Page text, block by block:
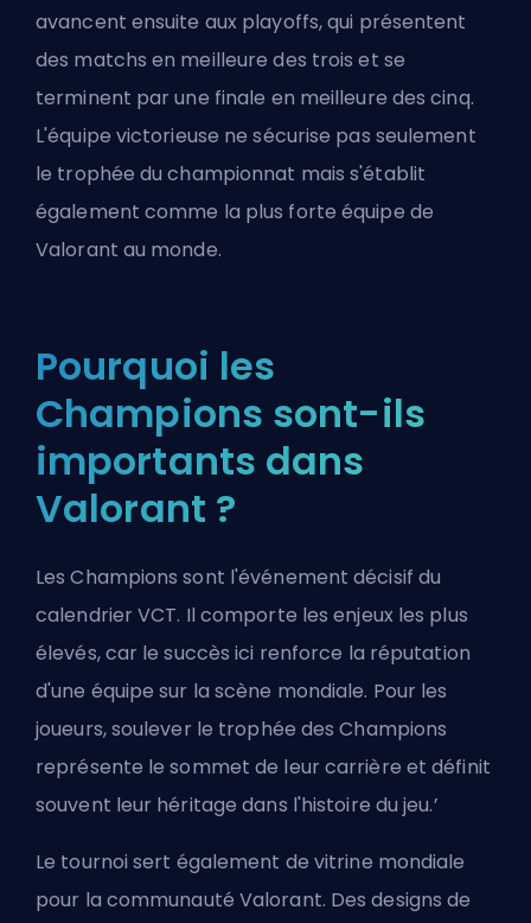
avancent ensuite aux playoffs, qui présentent
des matchs en meilleure des trois et se
terminent par une finale en meilleure des cinq.
L'équipe victorieuse ne sécurise pas seulement
le trophée du championnat mais s'établit
également comme la plus forte équipe de
Valorant au monde.
Pourquoi les
Champions sont-ils
importants dans
Valorant ?
Les Champions sont l'événement décisif du
calendrier VCT. Il comporte les enjeux les plus
élevés, car le succès ici renforce la réputation
d'une équipe sur la scène mondiale. Pour les
joueurs, soulever le trophée des Champions
représente le sommet de leur carrière et définit
souvent leur héritage dans l'histoire du jeu.’
Le tournoi sert également de vitrine mondiale
pour la communauté Valorant. Des designs de